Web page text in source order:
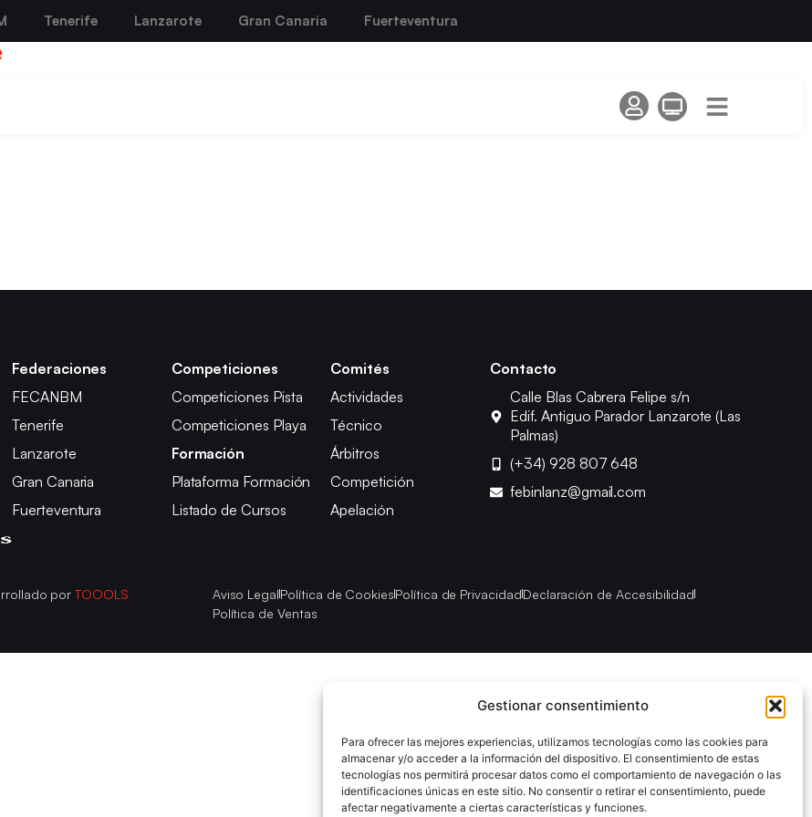
Gestionar consentimiento
Para ofrecer las mejores experiencias, utilizamos tecnologías como las cookies para
almacenar y/o acceder a la información del dispositivo. El consentimiento de estas
tecnologías nos permitirá procesar datos como el comportamiento de navegación o las
identificaciones únicas en este sitio. No consentir o retirar el consentimiento, puede
afectar negativamente a ciertas características y funciones.
Tenerife Lanzarote Gran Canaria Fuerteventura
Federaciones
FECANBM
Tenerife
Lanzarote
Gran Canaria
Fuerteventura
Competiciones
Competiciones Pista
Competiciones Playa
Formación
Plataforma Formación
Listado de Cursos
Comités
Actividades
Técnico
Árbitros
Competición
Apelación
Contacto
Calle Blas Cabrera Felipe s/n
Edif. Antiguo Parador Lanzarote (Las
Palmas)
(+34) 928 807 648
febinlanz@gmail.com
porTOOOLS Aviso LegalPolítica de CookiesPolítica de PrivacidadDeclaración de Accesibilidad
Política de Ventas